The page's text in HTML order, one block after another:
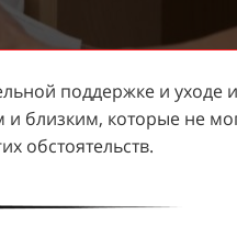
поддержке и уходе
близким, которые не
обстоятельств.